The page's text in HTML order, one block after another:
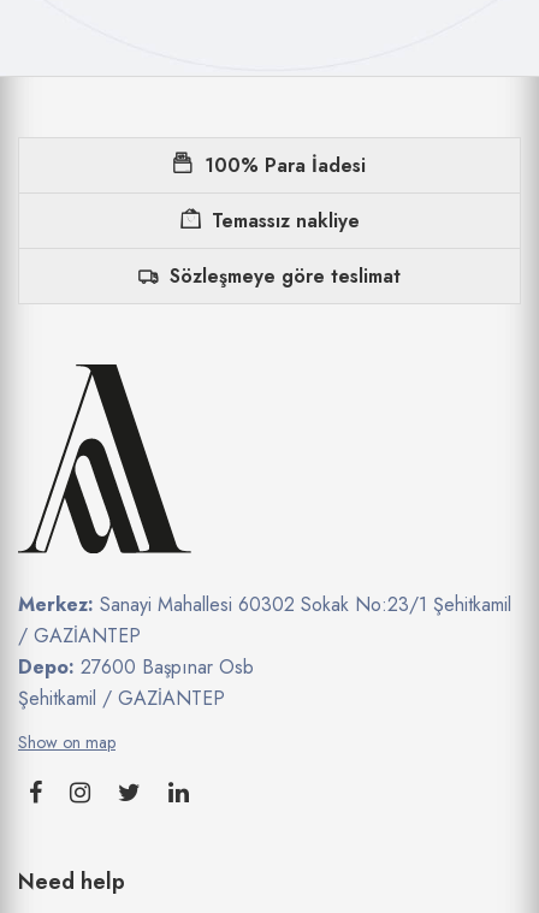
100% Para İadesi
Temassız nakliye
Sözleşmeye göre teslimat
Merkez: Sanayi Mahallesi 60302 Sokak No:23/1 Şehitkamil
/ GAZİANTEP
Depo: 27600 Başpınar Osb
Şehitkamil / GAZİANTEP
Show on map
Need help